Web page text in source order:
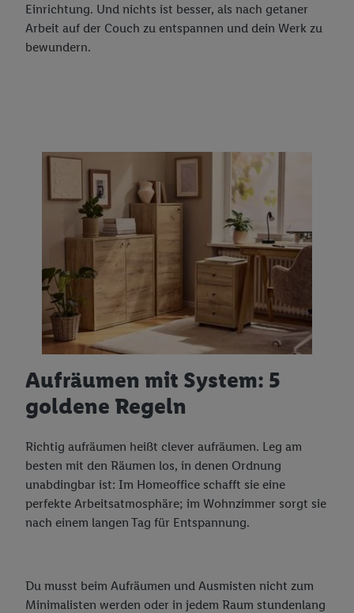
Einrichtung. Und nichts ist besser, als nach getaner
Arbeit auf der Couch zu entspannen und dein Werk zu
bewundern.
Aufräumen mit System: 5
goldene Regeln
Richtig aufräumen heißt clever aufräumen. Leg am
besten mit den Räumen los, in denen Ordnung
unabdingbar ist: Im Homeoffice schafft sie eine
perfekte Arbeitsatmosphäre; im Wohnzimmer sorgt sie
nach einem langen Tag für Entspannung.
Du musst beim Aufräumen und Ausmisten nicht zum
Minimalisten werden oder in jedem Raum stundenlang